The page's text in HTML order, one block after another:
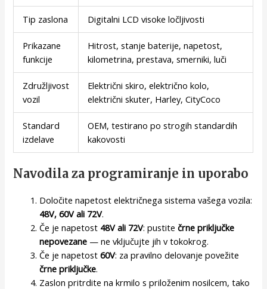
Tip zaslona Digitalni LCD visoke ločljivosti
Prikazane
funkcije
Hitrost, stanje baterije, napetost,
kilometrina, prestava, smerniki, luči
Združljivost
vozil
Električni skiro, električno kolo,
električni skuter, Harley, CityCoco
Standard
izdelave
OEM, testirano po strogih standardih
kakovosti
Navodila za programiranje in uporabo
Določite napetost električnega sistema vašega vozila:
48V, 60V ali 72V.
Če je napetost 48V ali 72V: pustitečrne priključke
nepovezane — ne vključujte jih v tokokrog.
Če je napetost60V: za pravilno delovanje povežite
črne priključke.
Zaslon pritrdite na krmilo s priloženim nosilcem, tako